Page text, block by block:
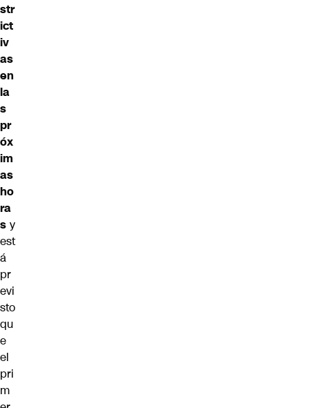
str
ict
iv
as
en
la
s
pr
óx
im
as
ho
ra
s y
est
á
pr
evi
sto
qu
e
el
pri
m